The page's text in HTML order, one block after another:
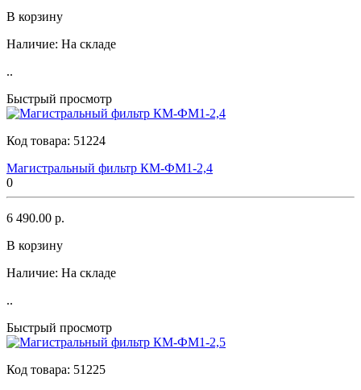
В корзину
Наличие: На складе
..
Быстрый просмотр
Код товара: 51224
Магистральный фильтр КМ-ФМ1-2,4
0
6 490.00 р.
В корзину
Наличие: На складе
..
Быстрый просмотр
Код товара: 51225